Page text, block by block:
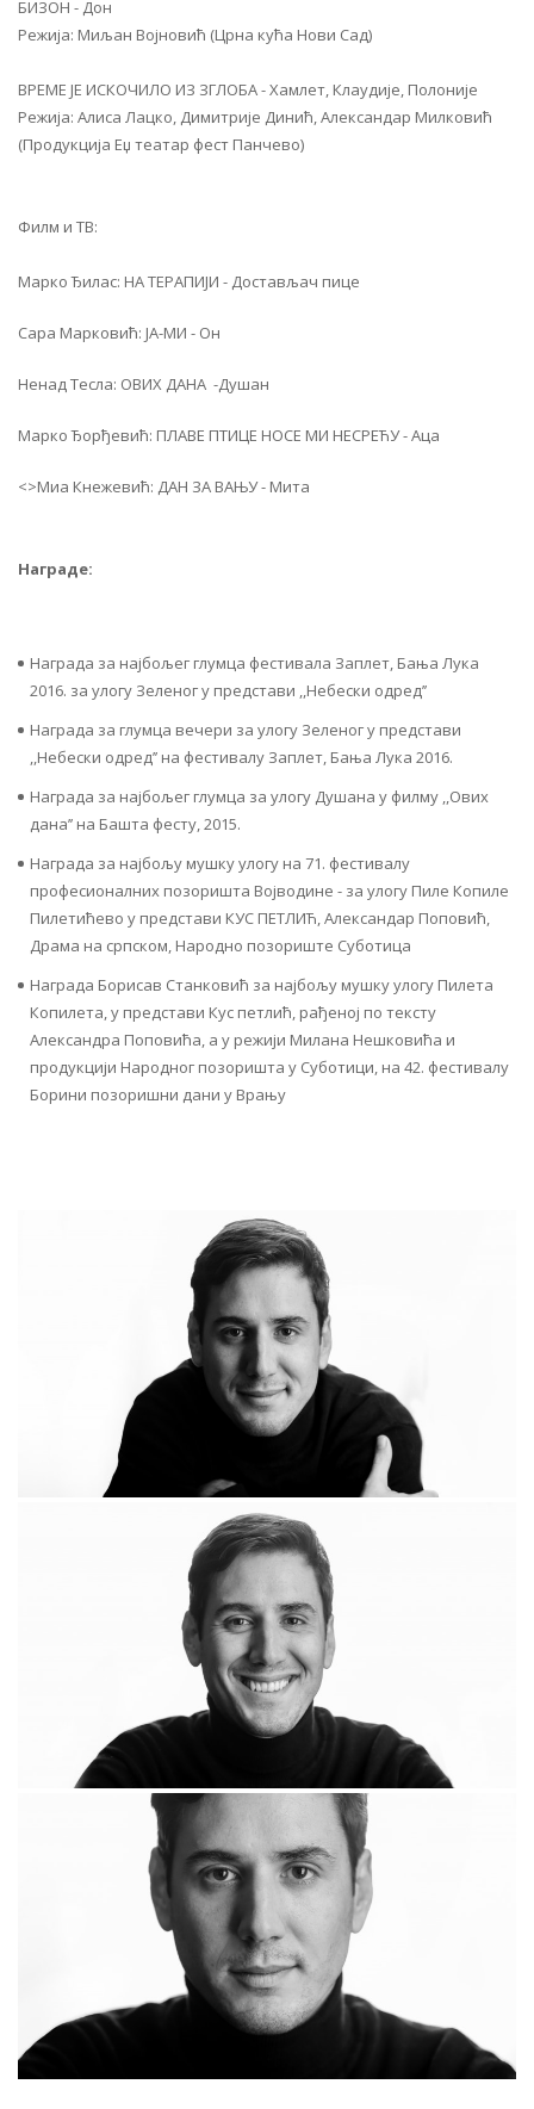
БИЗОН - Дон
Режија: Миљан Војновић (Црна кућа Нови Сад)
ВРЕМЕ ЈЕ ИСКОЧИЛО ИЗ ЗГЛОБА - Хамлет, Клаудије, Полоније
Режија: Алиса Лацко, Димитрије Динић, Александар Милковић
(Продукција Еџ театар фест Панчево)
Филм и ТВ:
Марко Ђилас: НА ТЕРАПИЈИ - Достављач пице
Сара Марковић: ЈА-МИ - Он
Ненад Тесла: ОВИХ ДАНА -Душан
Марко Ђорђевић: ПЛАВЕ ПТИЦЕ НОСЕ МИ НЕСРЕЋУ - Аца
<>Миа Кнежевић: ДАН ЗА ВАЊУ - Мита
Награде:
Награда за најбољег глумца фестивала Заплет, Бања Лука
2016. за улогу Зеленог у представи ,,Небески одред’’
Награда за глумца вечери за улогу Зеленог у представи
,,Небески одред’’ на фестивалу Заплет, Бања Лука 2016.
Награда за најбољег глумца за улогу Душана у филму ,,Ових
дана’’ на Башта фесту, 2015.
Награда за најбољу мушку улогу на 71. фестивалу
професионалних позоришта Војводине - за улогу Пиле Копиле
Пилетићево у представи КУС ПЕТЛИЋ, Александар Поповић,
Драма на српском, Народно позориште Суботица
Награда Борисав Станковић за најбољу мушку улогу Пилета
Копилета, у представи Кус петлић, рађеној по тексту
Александра Поповића, а у режији Милана Нешковића и
продукцији Народног позоришта у Суботици, на 42. фестивалу
Борини позоришни дани у Врању